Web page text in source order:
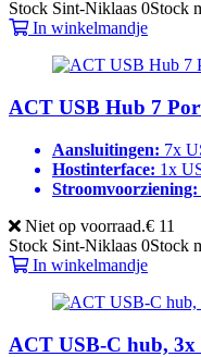
Stock Sint-Niklaas 0Stock
In winkelmandje
ACT USB Hub 7
Aansluitingen: 7x
Hostinterface: 1x
Stroomvoorziening:
Niet op voorraad.€ 11
Stock Sint-Niklaas 0Stock
In winkelmandje
ACT USB-C hub, 3x